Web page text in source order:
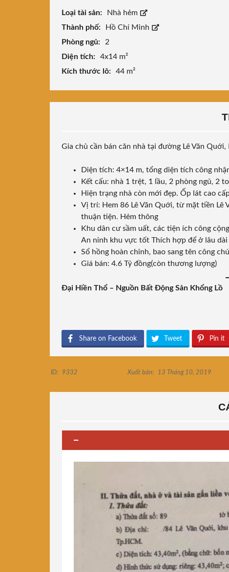
Loại tài sản: Nhà hẻm
Thành phố:
Hồ Chí Minh
Phòng ngủ:
2
Diện tích:
4x14 m²
Kích thước lô:
44 m²
Gia chủ cần bán căn nhà tại đường Lê Văn
Diện tích: 4×14 m, tổng diện tích công
Kết cấu: nhà 1 trệt, 1 lầu, 2 phòng ngủ, 2
Hiện trạng nhà còn mới đẹp. Ốp lát cao
Vị trí: Hem 86 Lê Văn Quới, từ mặt tiền Lê
thuận tiện. Hẻm thông
Khu dân cư sầm uất, các tiện ích công
An ninh khu vực tốt Thích hợp để ở lâu
Sổ hồng hoàn chỉnh, bao sang tên công
Giá bán: 4.6 Tỷ đồng(còn thương lượng)
Đại Hiền Thổ – Nguồn Bất Động Sản Khổng Lồ
Share on Facebook Tweet Pin it
ID: 9332 Xuất bản: 13 Tháng 10, 2019